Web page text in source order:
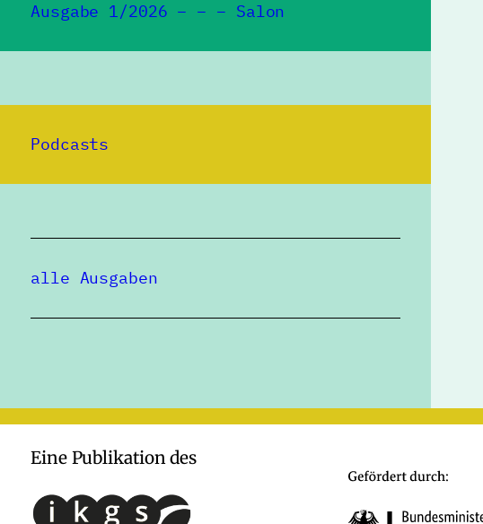
Ausgabe 1/2026 – – – Salon
Podcasts
alle Ausgaben
Eine Publikation des